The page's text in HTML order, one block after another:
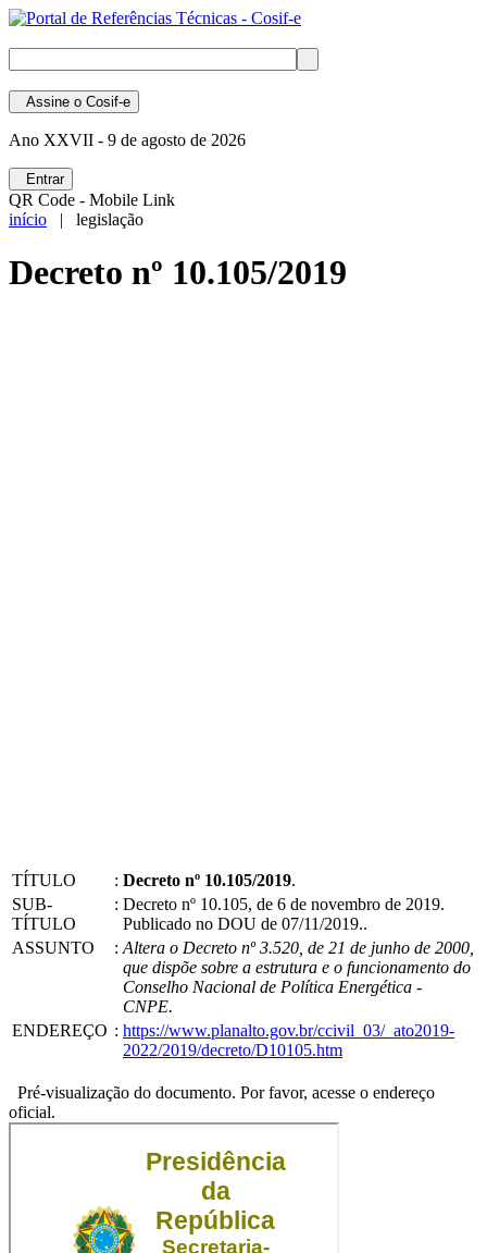
Assine o Cosif-e
Ano XXVII - 9 de agosto de 2026
Entrar
QR Code - Mobile Link
início | legislação
Decreto nº 10.105/2019
TÍTULO : Decreto nº 10.105/2019.
SUB-
TÍTULO
: Decreto nº 10.105, de 6 de novembro de 2019.
Publicado no DOU de 07/11/2019..
ASSUNTO
: Altera o Decreto nº 3.520, de 21 de junho de 2000,
que dispõe sobre a estrutura e o funcionamento do
Conselho Nacional de Política Energética -
CNPE.
ENDEREÇO : https://www.planalto.gov.br/ccivil_03/_ato2019-
2022/2019/decreto/D10105.htm
Pré-visualização do documento. Por favor, acesse o endereço
oficial.